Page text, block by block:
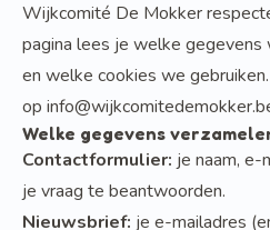
Wijkcomité De Mokker
pagina lees je welke gegevens
en welke cookies we
op
Welke gegevens
Contactformulier: je naam,
je vraag te beantwoorden.
Nieuwsbrief: je e-mailadres